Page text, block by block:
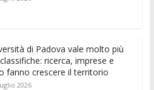
p er
di Padova vale molto più
ricerca, imprese e
fanno crescere il territorio
2026